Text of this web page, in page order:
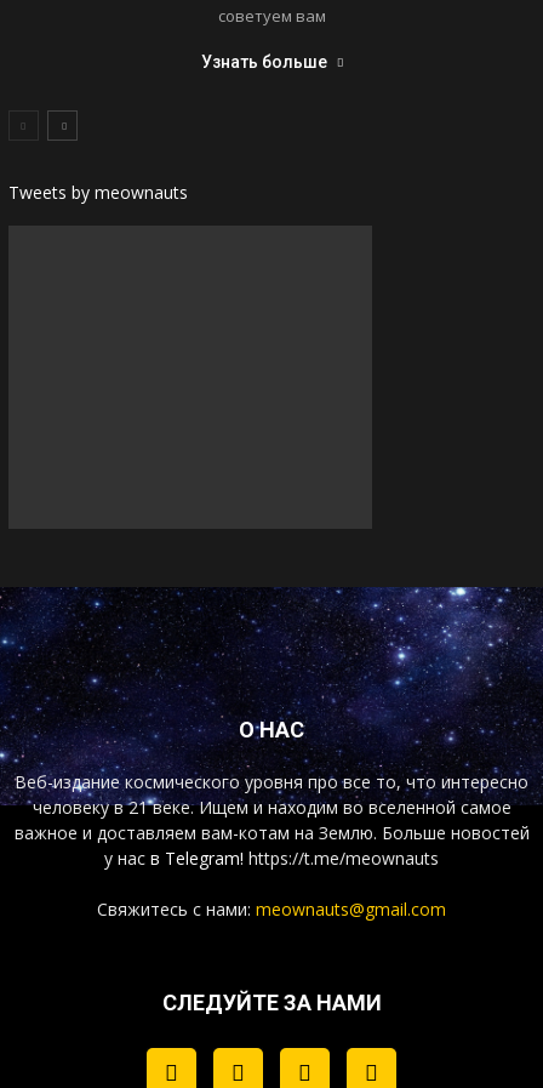
советуем вам
Узнать больше
Tweets by meownauts
О НАС
Веб-издание космического уровня про все то, что интересно
человеку в 21 веке. Ищем и находим во вселенной самое
важное и доставляем вам-котам на Землю. Больше новостей
у нас в Telegram! https://t.me/meownauts
Свяжитесь с нами: meownauts@gmail.com
СЛЕДУЙТЕ ЗА НАМИ